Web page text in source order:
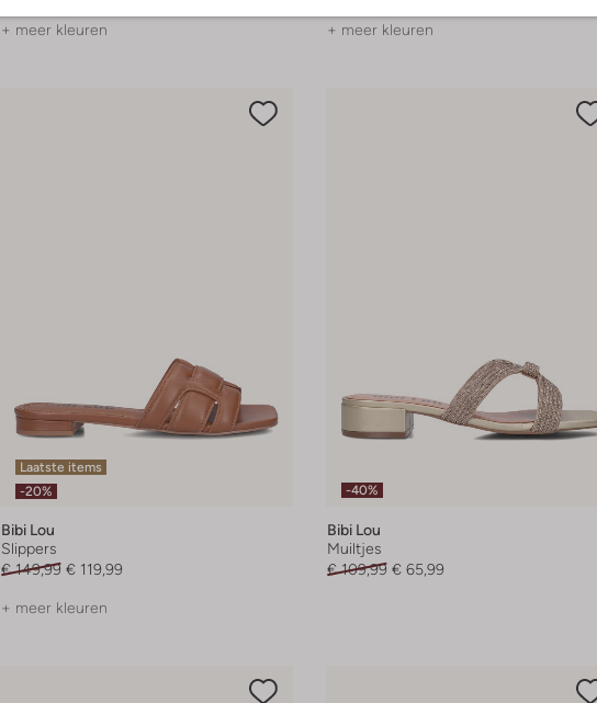
+ meer kleuren + meer kleuren
Laatste items
-20%
Bibi Lou
Slippers
€ 149,99 € 119,99
+ meer kleuren
-40%
Bibi Lou
Muiltjes
€ 109,99 € 65,99